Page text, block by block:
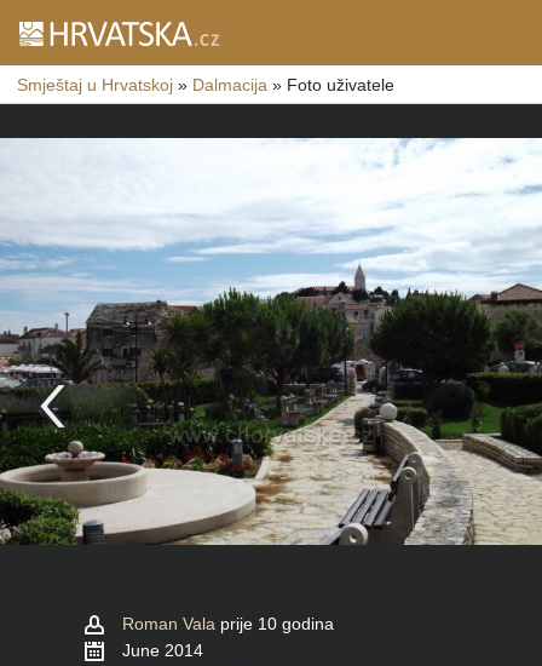
Smještaj u Hrvatskoj » Dalmacija » Foto uživatele
Roman Vala prije 10 godina
June 2014